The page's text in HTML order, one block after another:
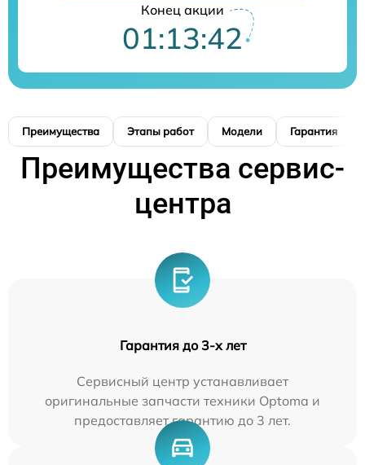
Конец акции
01:13:41
Преимущества Этапы работ Модели Гарантия
Преимущества сервис-
центра
Гарантия до 3-х лет
Сервисный центр устанавливает
оригинальные запчасти техники Optoma и
предоставляет гарантию до 3 лет.